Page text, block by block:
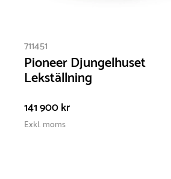
711451
Pioneer Djungelhuset
Lekställning
141 900 kr
Exkl. moms